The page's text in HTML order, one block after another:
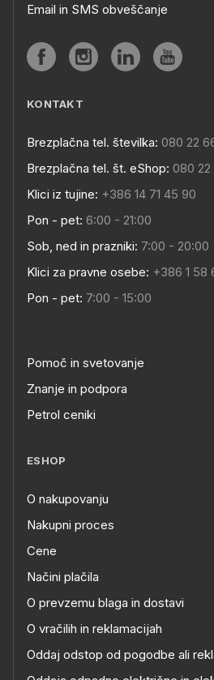
Email in SMS obveščanje
KONTAKT
Brezplačna tel. številka: 080 22
Brezplačna tel. št. eShop: 080 22
Klici iz tujine: +386 14 71 45 90
Pon - pet: 6:00 - 21:00
Sob, ned in prazniki: 7:00 - 20:00
Klici za pravne osebe: +386 1 58
Pon - pet: 7:00 - 15:00
Pomoč in svetovanje
Znanje in podpora
Petrol ceniki
ESHOP
O nakupovanju
Nakupni proces
Cene
Načini plačila
O prevzemu blaga in dostavi
O vračilih in reklamacijah
Oddaj odstop od pogodbe ali